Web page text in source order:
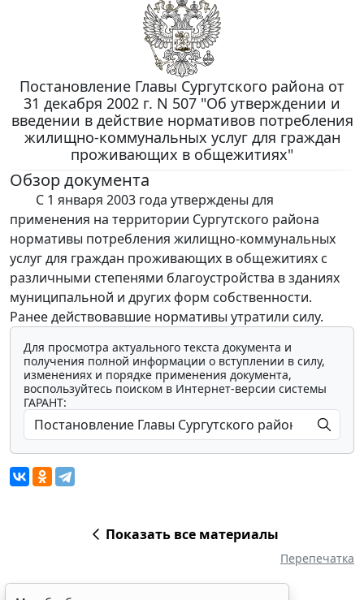
Постановление Главы Сургутского района от
31 декабря 2002 г. N 507 "Об утверждении и
введении в действие нормативов потребления
жилищно-коммунальных услуг для граждан
проживающих в общежитиях"
Обзор документа
С 1 января 2003 года утверждены для
применения на территории Сургутского района
нормативы потребления жилищно-коммунальных
услуг для граждан проживающих в общежитиях с
различными степенями благоустройства в зданиях
муниципальной и других форм собственности.
Ранее действовавшие нормативы утратили силу.
Для просмотра актуального текста документа и
получения полной информации о вступлении в силу,
изменениях и порядке применения документа,
воспользуйтесь поиском в Интернет-версии системы
ГАРАНТ:
Показать все материалы
Перепечатка